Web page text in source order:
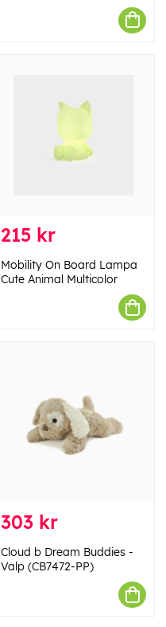
215 kr
Mobility On Board Lampa
Cute Animal Multicolor
303 kr
Cloud b Dream Buddies -
Valp (CB7472-PP)